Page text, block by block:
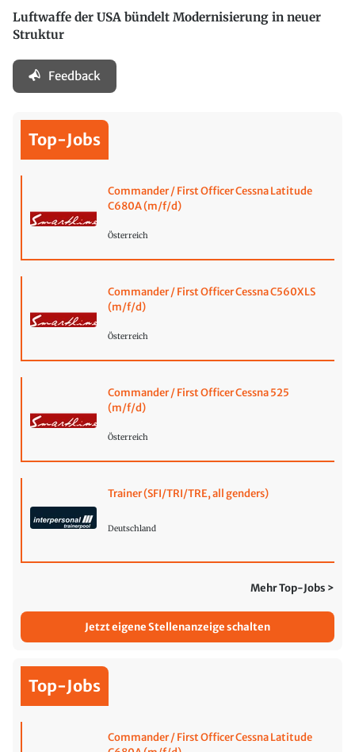
Luftwaffe der USA bündelt Modernisierung in neuer
Struktur
Feedback
Top-Jobs
Commander / First Officer Cessna Latitude
C680A (m/f/d)
Österreich
Commander / First Officer Cessna C560XLS
(m/f/d)
Österreich
Commander / First Officer Cessna 525
(m/f/d)
Österreich
Trainer (SFI/TRI/TRE, all genders)
Deutschland
Mehr Top-Jobs >
Jetzt eigene Stellenanzeige schalten
Top-Jobs
Commander / First Officer Cessna Latitude